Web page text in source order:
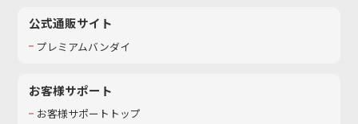
公式通販サイト
プレミアムバンダイ
お客様サポート
お客様サポートトップ